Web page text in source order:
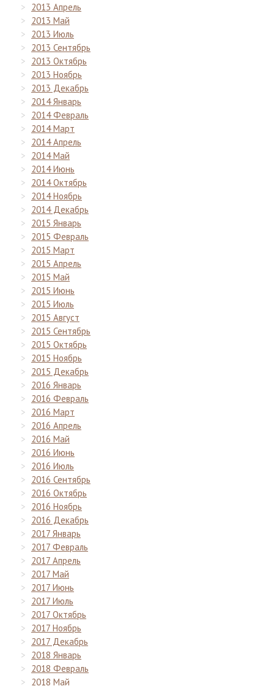
2013 Апрель
2013 Май
2013 Июль
2013 Сентябрь
2013 Октябрь
2013 Ноябрь
2013 Декабрь
2014 Январь
2014 Февраль
2014 Март
2014 Апрель
2014 Май
2014 Июнь
2014 Октябрь
2014 Ноябрь
2014 Декабрь
2015 Январь
2015 Февраль
2015 Март
2015 Апрель
2015 Май
2015 Июнь
2015 Июль
2015 Август
2015 Сентябрь
2015 Октябрь
2015 Ноябрь
2015 Декабрь
2016 Январь
2016 Февраль
2016 Март
2016 Апрель
2016 Май
2016 Июнь
2016 Июль
2016 Сентябрь
2016 Октябрь
2016 Ноябрь
2016 Декабрь
2017 Январь
2017 Февраль
2017 Апрель
2017 Май
2017 Июнь
2017 Июль
2017 Октябрь
2017 Ноябрь
2017 Декабрь
2018 Январь
2018 Февраль
2018 Май